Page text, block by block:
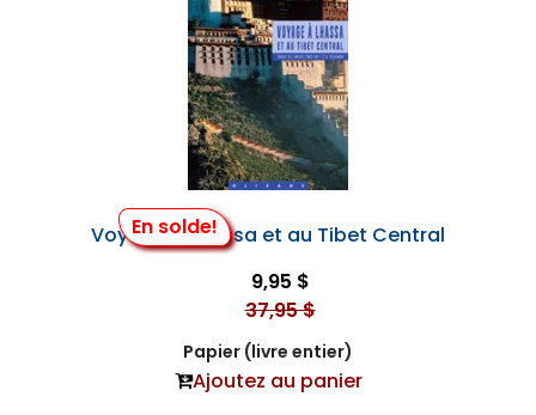
En solde!
Voyage à Lhassa et au Tibet Central
9,95 $
37,95 $
Papier (livre entier)
Ajoutez au panier